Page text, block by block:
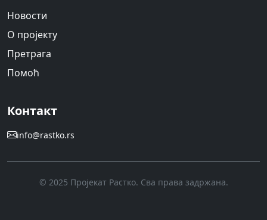
Новости
О пројекту
Претрага
Помоћ
Контакт
info@rastko.rs
© 2025 Пројекат Растко. Сва права задржана.